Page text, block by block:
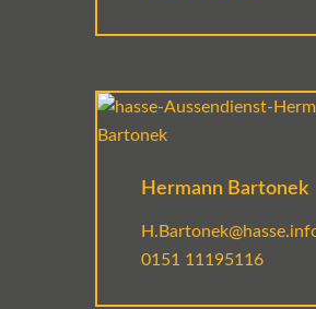
Hermann Bartonek
0151 11195116